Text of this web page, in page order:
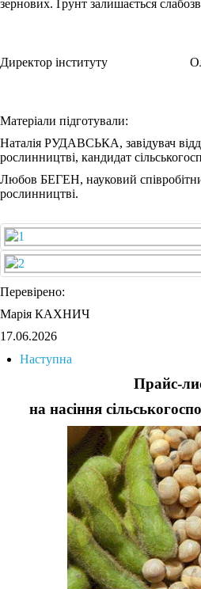
зернових. Ґрунт залишається
Директор інституту
Матеріали підготували:
Наталія РУДАВСЬКА, завідувач
рослинництві, кандидат
Любов БЕГЕН, науковий
рослинництві.
Перевірено:
Марія КАХНИЧ
17.06.2026
Наступна
Прайс-
на насіння